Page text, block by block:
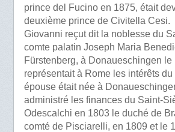
prince del Fucino en 1875, était
deuxième prince de Civitella Cesi.
Giovanni reçut dit la noblesse du
comte palatin Joseph Maria
Fürstenberg, à Donaueschingen le
représentait à Rome les intérêts
épouse était née à
administré les finances du Saint-
Odescalchi en 1803 le duché de
comté de Pisciarelli, en 1809 et le